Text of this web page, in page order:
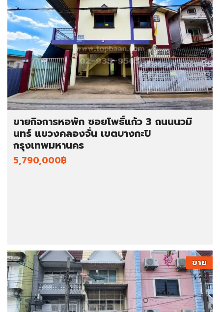
ขายกิจการหอพัก ซอยโพธิ์แก้ว 3 ถนนนวมิ
นทร์ แขวงคลองจั่น เขตบางกะปิ
กรุงเทพมหานคร
5,790,000฿
ขาย